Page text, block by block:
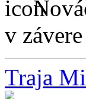
v
Traja